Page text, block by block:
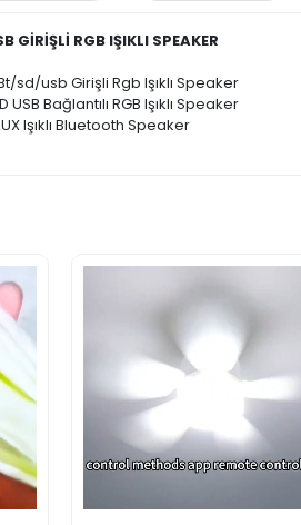
RGB IŞIKLI SPEAKER
sd/usb Girişli Rgb Işıklı Speaker
Bağlantılı RGB Işıklı Speaker
Işıklı Bluetooth Speaker